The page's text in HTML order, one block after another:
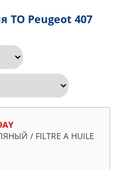
ТО Peugeot 407
/ FILTRE A HUILE